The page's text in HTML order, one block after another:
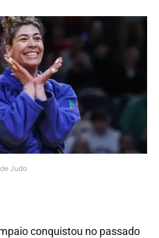
Judo
conquistou no passado